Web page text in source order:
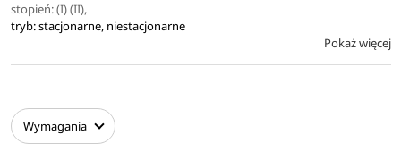
stopień: (I) (II),
tryb: stacjonarne, niestacjonarne
Pokaż więcej
Wymagania